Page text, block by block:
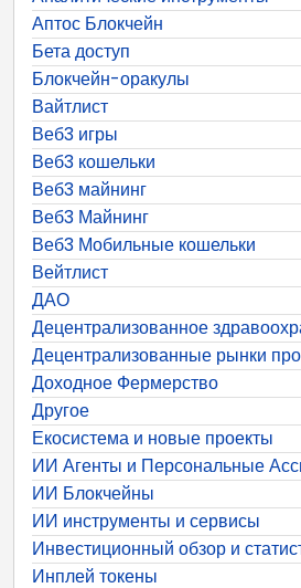
Аптос Блокчейн
Бета доступ
Блокчейн-оракулы
Вайтлист
Веб3 игры
Веб3 кошельки
Веб3 майнинг
Веб3 Майнинг
Веб3 Мобильные кошельки
Вейтлист
ДАО
Децентрализованное
Децентрализованные рынки
Доходное Фермерство
Другое
Екосистема и новые проекты
ИИ Агенты и Персональные
ИИ Блокчейны
ИИ инструменты и сервисы
Инвестиционный обзор и
Инплей токены